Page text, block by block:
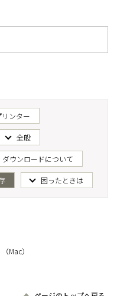
リンター
全般
ダウンロードについて
困ったときは
Mac）